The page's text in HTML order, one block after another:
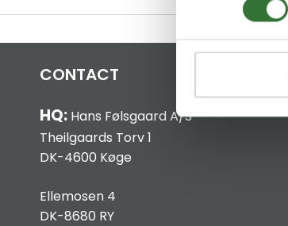
CONTACT
HQ:Hans Følsgaard A/S
Theilgaards Torv 1
DK-4600 Køge
Ellemosen 4
DK-8680 RY